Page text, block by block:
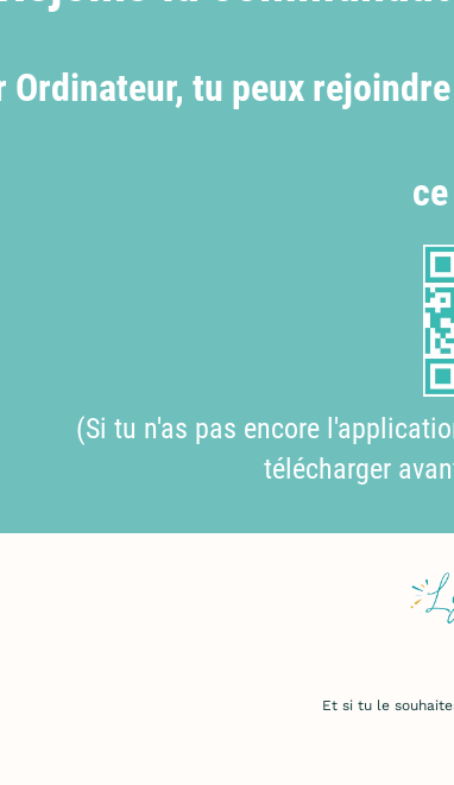
Ordinateur, tu peux
(Si tu n'as pas encore
télécharger
Et si tu le